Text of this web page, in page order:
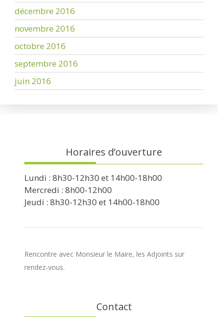
décembre 2016
novembre 2016
octobre 2016
septembre 2016
juin 2016
Horaires d’ouverture
Lundi : 8h30-12h30 et 14h00-18h00
Mercredi : 8h00-12h00
Jeudi : 8h30-12h30 et 14h00-18h00
Rencontre avec Monsieur le Maire, les Adjoints sur
rendez-vous.
Contact